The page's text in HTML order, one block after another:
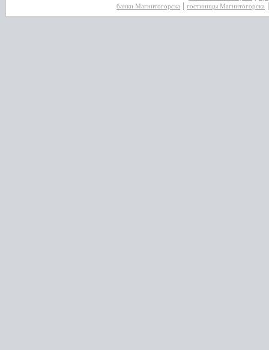
банки Магнитогорска
гостиницы Магнитогорска